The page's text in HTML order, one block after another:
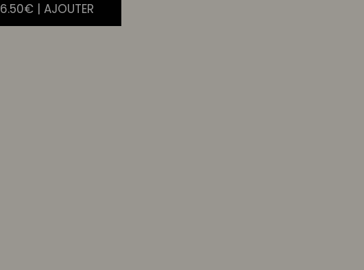
6.50€ | AJOUTER